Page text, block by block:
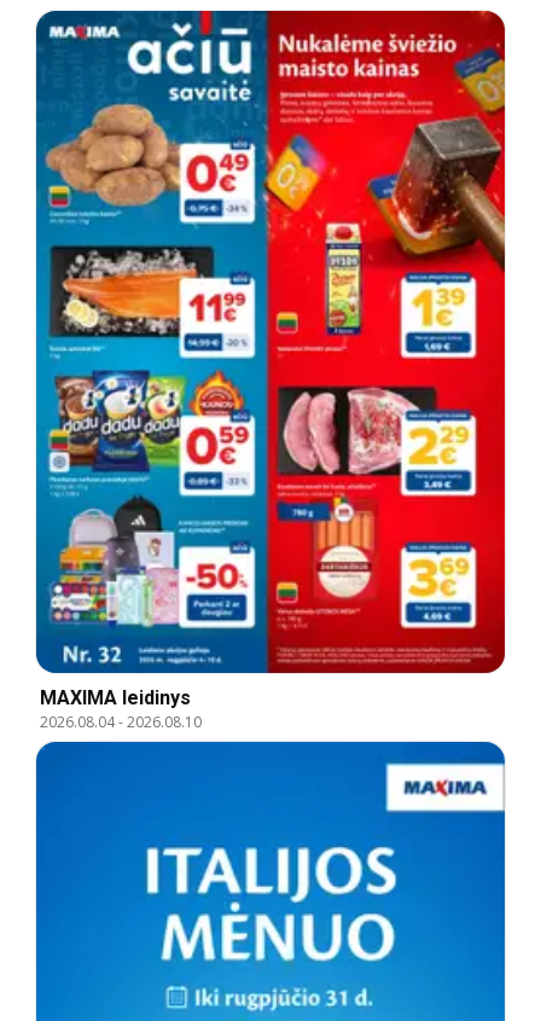
MAXIMA leidinys
2026.08.04-2026.08.10